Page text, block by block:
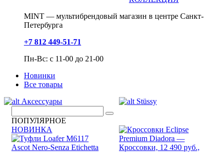
MINT — мультибрендовый магазин в центре Санкт-
Петербурга
+7 812 449-51-71
Пн-Вс: с 11-00 до 21-00
Новинки
Все товары
Аксессуары
Stüssy
ПОПУЛЯРНОЕ
НОВИНКА